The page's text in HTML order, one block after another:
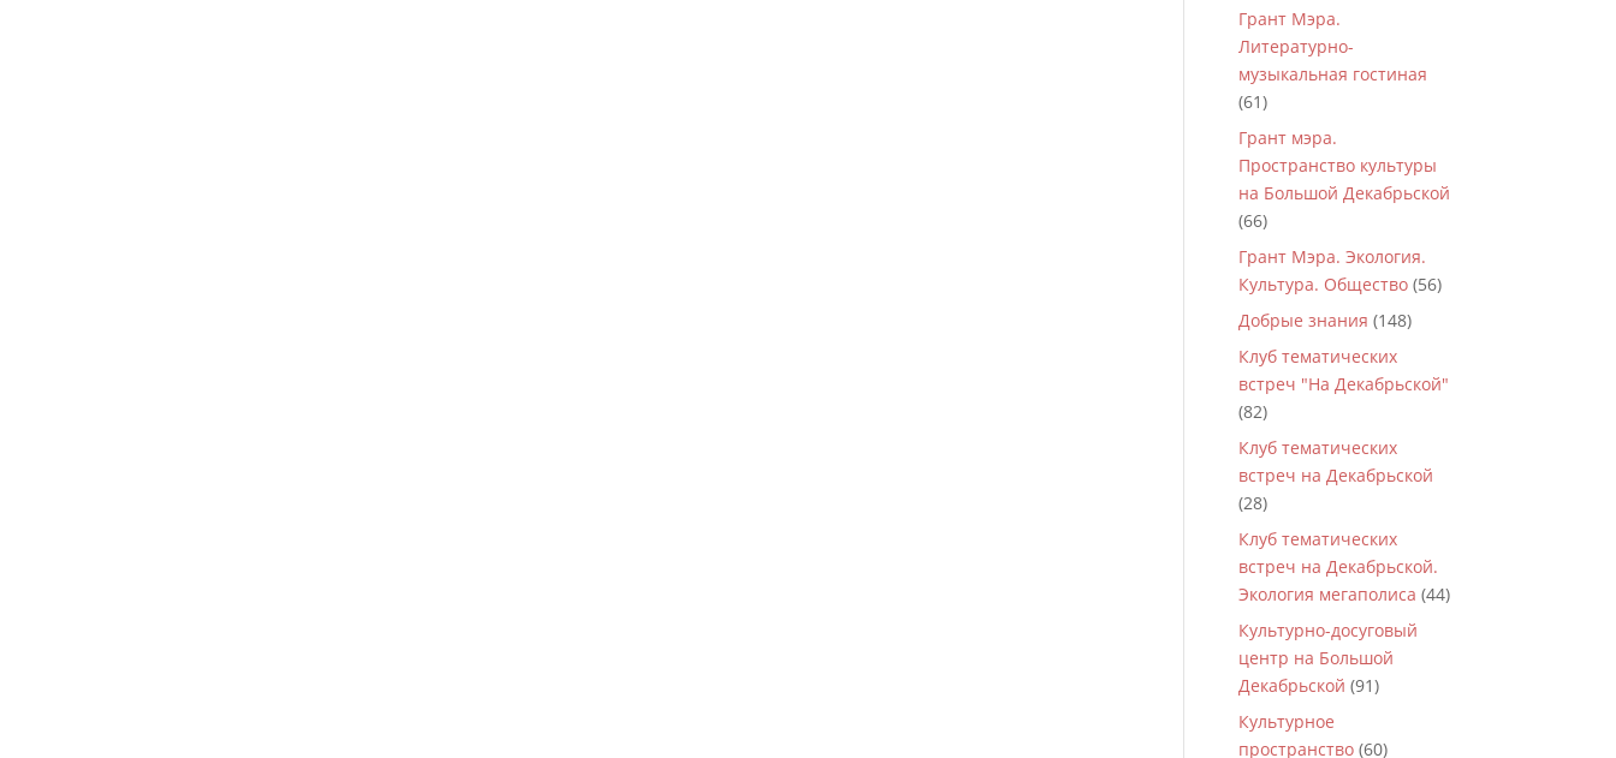
Грант Мэра.
Литературно-
музыкальная гостиная
(61)
Грант мэра.
Пространство культуры
на Большой Декабрьской
(66)
Грант Мэра. Экология.
Культура. Общество (56)
Добрые знания (148)
Клуб тематических
встреч "На Декабрьской"
(82)
Клуб тематических
встреч на Декабрьской
(28)
Клуб тематических
встреч на Декабрьской.
Экология мегаполиса (44)
Культурно-досуговый
центр на Большой
Декабрьской (91)
Культурное
пространство (60)